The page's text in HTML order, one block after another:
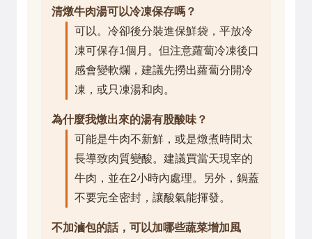
清燉牛肉湯可以冷凍保存嗎？
可以。冷卻後分裝進保鮮袋，平放冷
凍可保存1個月。但注意蘿蔔冷凍後口
感會變軟爛，建議先撈出蘿蔔分開冷
凍，或只凍湯和肉。
為什麼我燉出來的湯有股酸味？
可能是牛肉不新鮮，或是燉煮時間太
長導致肉質變酸。建議買當天現宰的
牛肉，並在2小時內處理。另外，鍋蓋
不要完全密封，讓酸氣能揮發。
不加滷包的話，可以加哪些蔬菜增加風